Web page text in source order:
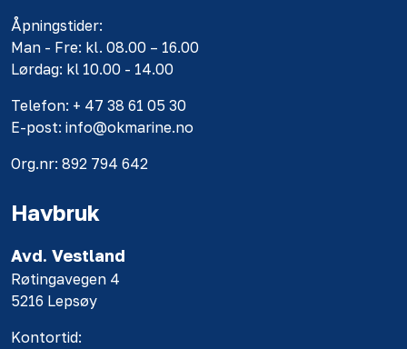
Åpningstider:
Man - Fre: kl. 08.00 – 16.00
Lørdag: kl 10.00 - 14.00
Telefon: + 47 38 61 05 30
E-post: info@okmarine.no
Org.nr: 892 794 642
Havbruk
Avd. Vestland
Røtingavegen 4
5216 Lepsøy
Kontortid: